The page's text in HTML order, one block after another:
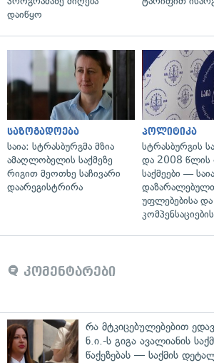
დაიწყო
საზოგადოება
საია: სტრასბურგმა მზია
ამაღლობელის საქმეზე
რიგით მეოთხე საჩივარი
დაარეგისტრირა
პოლიტიკა
სტრასბურგის
და 2008 წლის
საქმეები —
უფლებებისა და
კომენტარები
რა მტკიცებულებებით
ნ.ი.-ს გიგა ავალიანის
წაქეზებას — საქმის